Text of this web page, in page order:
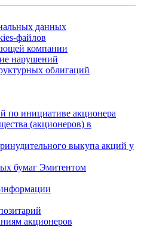
данных
файлов
компании
нарушений
облигаций
по инициативе акционера
(акционеров) в
выкупа акций у
бумаг Эмитентом
акционеров